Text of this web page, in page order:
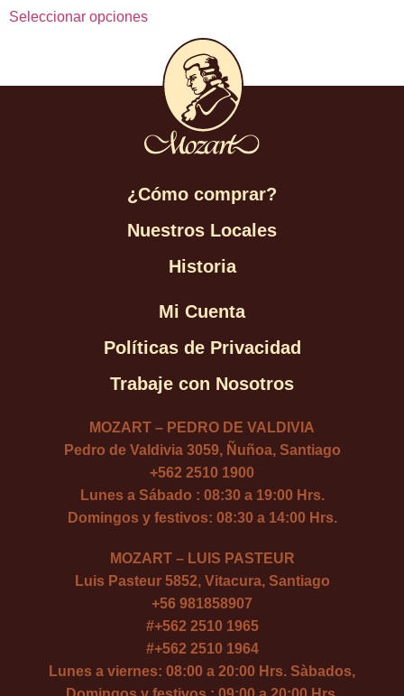
Seleccionar opciones
¿Cómo comprar?
Nuestros Locales
Historia
Mi Cuenta
Políticas de Privacidad
Trabaje con Nosotros
MOZART – PEDRO DE VALDIVIA
Pedro de Valdivia 3059, Ñuñoa, Santiago
+562 2510 1900
Lunes a Sábado : 08:30 a 19:00 Hrs.
Domingos y festivos: 08:30 a 14:00 Hrs.
MOZART – LUIS PASTEUR
Luis Pasteur 5852, Vitacura, Santiago
+56 981858907
#+562 2510 1965
#+562 2510 1964
Lunes a viernes: 08:00 a 20:00 Hrs. Sàbados,